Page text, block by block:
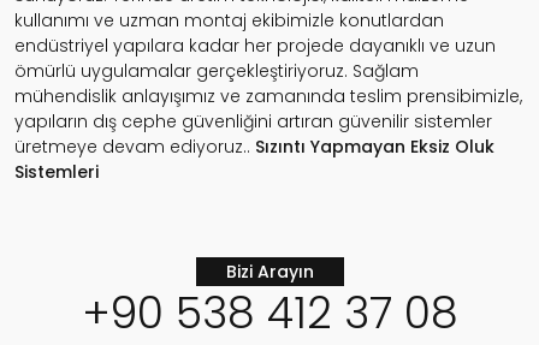
kullanımı ve uzman montaj ekibimizle konutlardan
endüstriyel yapılara kadar her projede dayanıklı ve uzun
ömürlü uygulamalar gerçekleştiriyoruz. Sağlam
mühendislik anlayışımız ve zamanında teslim prensibimizle,
yapıların dış cephe güvenliğini artıran güvenilir sistemler
üretmeye devam ediyoruz.. Sızıntı Yapmayan Eksiz Oluk
Sistemleri
Bizi Arayın
+90 538 412 37 08